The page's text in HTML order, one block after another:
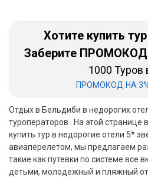
Хотите купить
Заберите ПРОМОКОД
1000 Туров
ПРОМОКОД НА
Отдых в Бельдиби в недорогих
туроператоров . На этой странице
купить тур в недорогие отели 5*
авиаперелетом, мы предлагаем
такие как путевки по системе все
детьми, молодежный и пляжный
Хайнань
Занзибар
Абхазия
Большой Сочи